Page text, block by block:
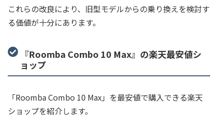
これらの改良により、旧型モデルからの乗り換えを検討す
る価値が十分にあります。
『Roomba Combo 10 Max』の楽天最安値シ
ョップ
「Roomba Combo 10 Max」を最安値で購入できる楽天
ショップを紹介します。